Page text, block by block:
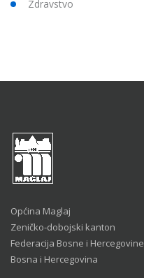
Zdravstvo
Općina Maglaj
Zeničko-dobojski kanton
Federacija Bosne i Hercegovine
Bosna i Hercegovina